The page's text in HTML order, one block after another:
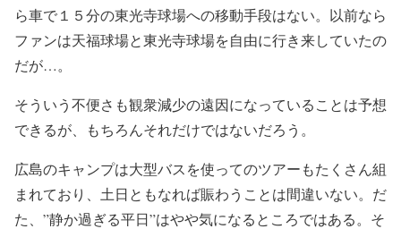
ら車で１５分の東光寺球場への移動手段はない。以前なら
ファンは天福球場と東光寺球場を自由に行き来していたの
だが…。
そういう不便さも観衆減少の遠因になっていることは予想
できるが、もちろんそれだけではないだろう。
広島のキャンプは大型バスを使ってのツアーもたくさん組
まれており、土日ともなれば賑わうことは間違いない。だ
た、”静か過ぎる平日”はやや気になるところではある。そ